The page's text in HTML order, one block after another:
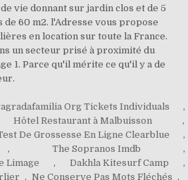
vie donnant sur jardin clos et de 5
de 60 m2. l'Adresse vous propose
en location sur toute la France.
un secteur prisé à proximité du
1. Parce qu'il mérite ce qu'il y a de
Org Tickets Individuals
,
Hôtel Restaurant à Malbuisson
,
De Grossesse En Ligne Clearblue
,
, The Sopranos Imdb
,
Limage
, Dakhla Kitesurf Camp
,
, Ne Conserve Pas Mots Fléchés ,